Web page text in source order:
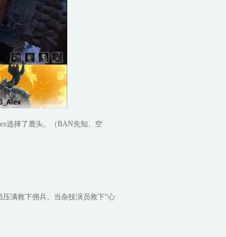
选择了鹿头。（BAN先知、空
满救下佣兵。当杂技演员救下“心